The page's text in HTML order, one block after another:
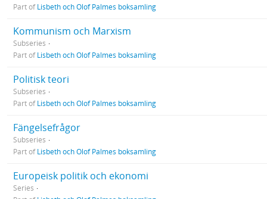
Part ofLisbeth och Olof Palmes boksamling
Kommunism och Marxism
Subseries
Part ofLisbeth och Olof Palmes boksamling
Politisk teori
Subseries
Part ofLisbeth och Olof Palmes boksamling
Fängelsefrågor
Subseries
Part ofLisbeth och Olof Palmes boksamling
Europeisk politik och ekonomi
Series